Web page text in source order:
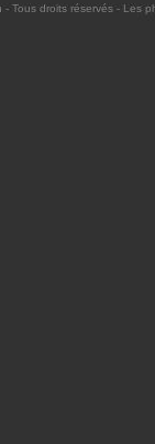
- Tous droits réservés - Les